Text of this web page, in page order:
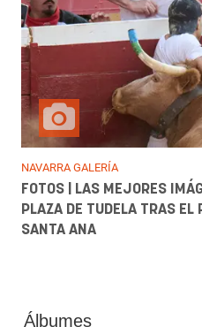
NAVARRA GALERÍA
FOTOS | LAS MEJORES
PLAZA DE TUDELA TRAS EL
SANTA ANA
Álbumes